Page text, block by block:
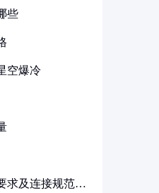
些
空爆冷
求及连接规范详